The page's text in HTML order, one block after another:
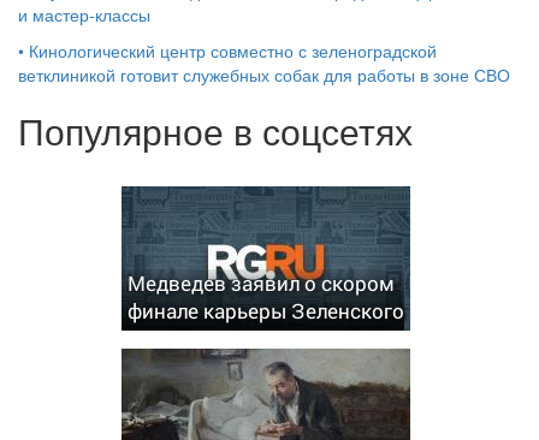
и мастер‑классы
• Кинологический центр совместно с зеленоградской
ветклиникой готовит служебных собак для работы в зоне СВО
Популярное в соцсетях
Медведев заявил о скором
финале карьеры Зеленского